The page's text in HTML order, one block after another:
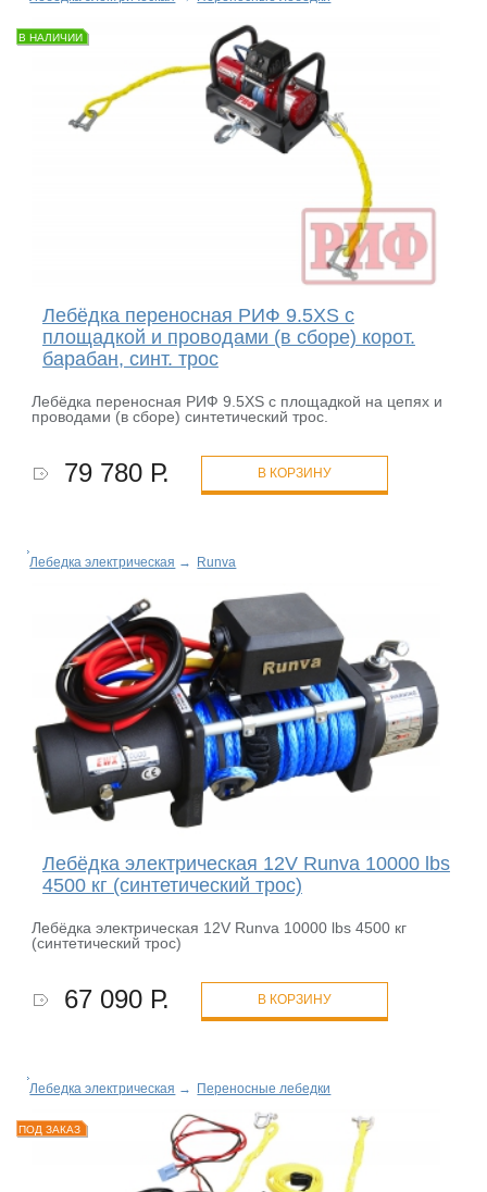
В НАЛИЧИИ
Лебёдка переносная РИФ 9.5XS c
площадкой и проводами (в сборе) корот.
барабан, синт. трос
Лебёдка переносная РИФ 9.5XS c площадкой на цепях и
проводами (в сборе) синтетический трос.
79 780 Р. В КОРЗИНУ
Лебедка электрическая → Runva
Лебёдка электрическая 12V Runva 10000 lbs
4500 кг (синтетический трос)
Лебёдка электрическая 12V Runva 10000 lbs 4500 кг
(синтетический трос)
67 090 Р. В КОРЗИНУ
Лебедка электрическая → Переносные лебедки
ПОД ЗАКАЗ